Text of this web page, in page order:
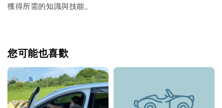
獲得所需的知識與技能。
您可能也喜歡